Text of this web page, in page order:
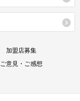
加盟店募集
ご意見・ご感想